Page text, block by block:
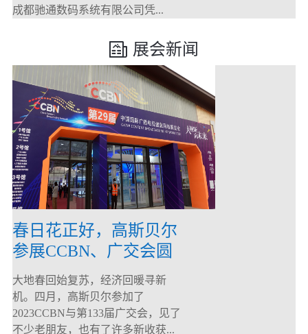
成都驰通数码系统有限公司凭...
展会新闻
春日花正好，高斯贝尔
参展CCBN、广交会圆
满落幕！
大地春回始复苏，经济回暖寻新
机。四月，高斯贝尔参加了
2023CCBN与第133届广交会，见了
不少老朋友，也有了许多新收获...